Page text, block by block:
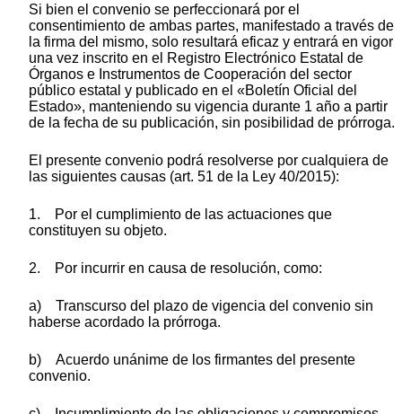
Si bien el convenio se perfeccionará por el
consentimiento de ambas partes, manifestado a través de
la firma del mismo, solo resultará eficaz y entrará en vigor
una vez inscrito en el Registro Electrónico Estatal de
Órganos e Instrumentos de Cooperación del sector
público estatal y publicado en el «Boletín Oficial del
Estado», manteniendo su vigencia durante 1 año a partir
de la fecha de su publicación, sin posibilidad de prórroga.
El presente convenio podrá resolverse por cualquiera de
las siguientes causas (art. 51 de la Ley 40/2015):
1. Por el cumplimiento de las actuaciones que
constituyen su objeto.
2. Por incurrir en causa de resolución, como:
a) Transcurso del plazo de vigencia del convenio sin
haberse acordado la prórroga.
b) Acuerdo unánime de los firmantes del presente
convenio.